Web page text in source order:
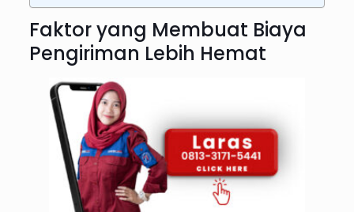
Faktor yang Membuat Biaya
Pengiriman Lebih Hemat